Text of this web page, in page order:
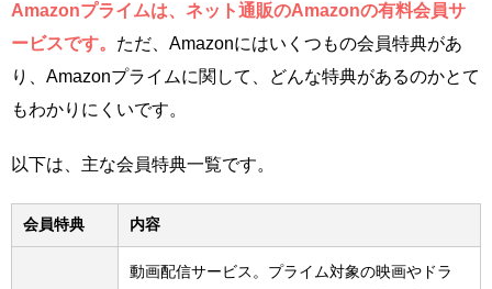
Amazonプライムは、ネット通販のAmazonの有料会員サ
ービスです。 ただ、Amazonにはいくつもの会員特典があ
り、Amazonプライムに関して、どんな特典があるのかとて
もわかりにくいです。
以下は、主な会員特典一覧です。
会員特典 内容
動画配信サービス。プライム対象の映画やドラ